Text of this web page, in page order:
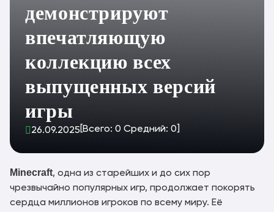
демонстрируют
впечатляющую
коллекцию всех
выпущенных версий
игры
26.09.2025 [Всего: 0 Средний: 0
Minecraft, одна из старейших и до сих пор
чрезвычайно популярных игр, продолжает покорять
сердца миллионов игроков по всему миру. Её